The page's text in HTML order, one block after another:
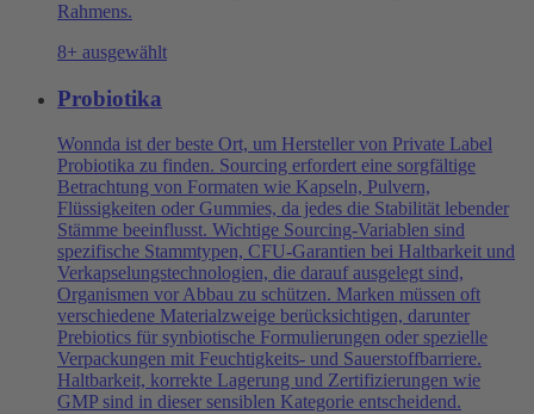
Rahmens.
8+ ausgewählt
Probiotika
Wonnda ist der beste Ort, um Hersteller von Private Label
Probiotika zu finden. Sourcing erfordert eine sorgfältige
Betrachtung von Formaten wie Kapseln, Pulvern,
Flüssigkeiten oder Gummies, da jedes die Stabilität lebender
Stämme beeinflusst. Wichtige Sourcing-Variablen sind
spezifische Stammtypen, CFU-Garantien bei Haltbarkeit und
Verkapselungstechnologien, die darauf ausgelegt sind,
Organismen vor Abbau zu schützen. Marken müssen oft
verschiedene Materialzweige berücksichtigen, darunter
Prebiotics für synbiotische Formulierungen oder spezielle
Verpackungen mit Feuchtigkeits- und Sauerstoffbarriere.
Haltbarkeit, korrekte Lagerung und Zertifizierungen wie
GMP sind in dieser sensiblen Kategorie entscheidend.